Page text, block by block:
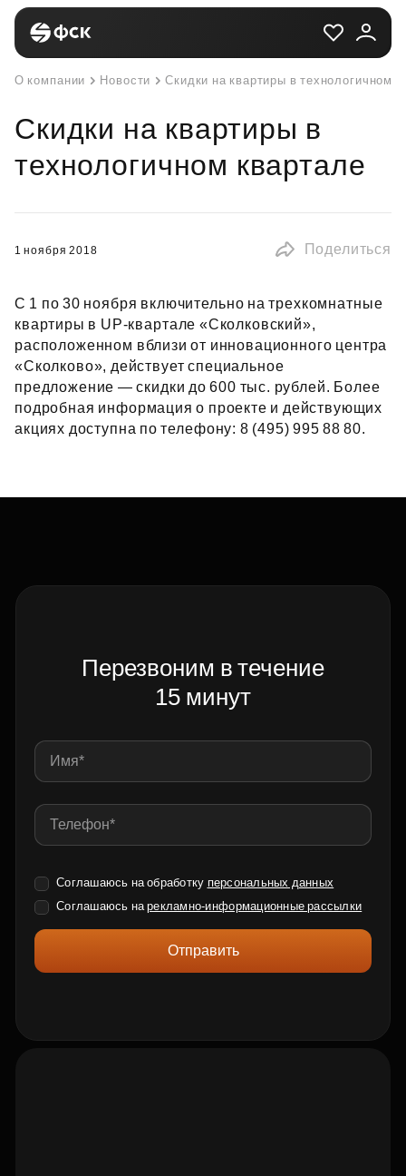
О компании Новости Скидки на квартиры в технологичном
Скидки на квартиры в
технологичном квартале
1 ноября 2018 Поделиться
С 1 по 30 ноября включительно на трехкомнатные
квартиры в UP‑квартале «Сколковский»,
расположенном вблизи от инновационного центра
«Сколково», действует специальное
предложение — скидки до 600 тыс. рублей. Более
подробная информация о проекте и действующих
акциях доступна по телефону: 8 (495) 995 88 80.
Перезвоним в течение
15 минут
Соглашаюсь на обработку персональных данных
Соглашаюсь нарекламно-информационные рассылки
Отправить